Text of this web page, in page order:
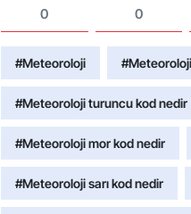
0 0
#Meteoroloji
#Meteoroloji turuncu kod nedir
#Meteoroloji mor kod nedir
#Meteoroloji sarı kod nedir